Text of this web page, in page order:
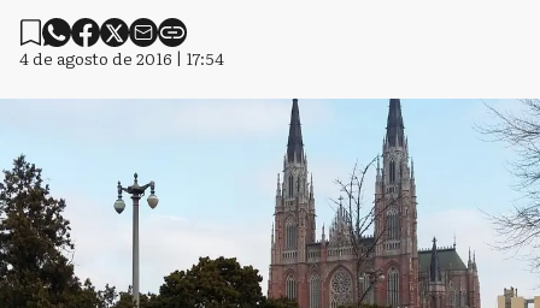
4 de agosto de 2016 | 17:54